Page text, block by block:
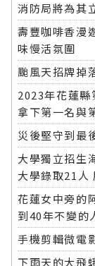
消防局將為其
壽豐咖啡香漫
味慢活氛圍
颱風天招牌掉
2023年花蓮縣
拿下第一名與
災後堅守到最
大學獨立招生
大學錄取21人
花蓮女中旁的
到40年不變的
手機剪輯微電
下雨天的大飛